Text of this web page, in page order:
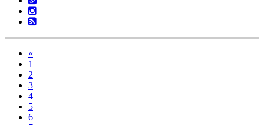
«
1
2
3
4
5
6